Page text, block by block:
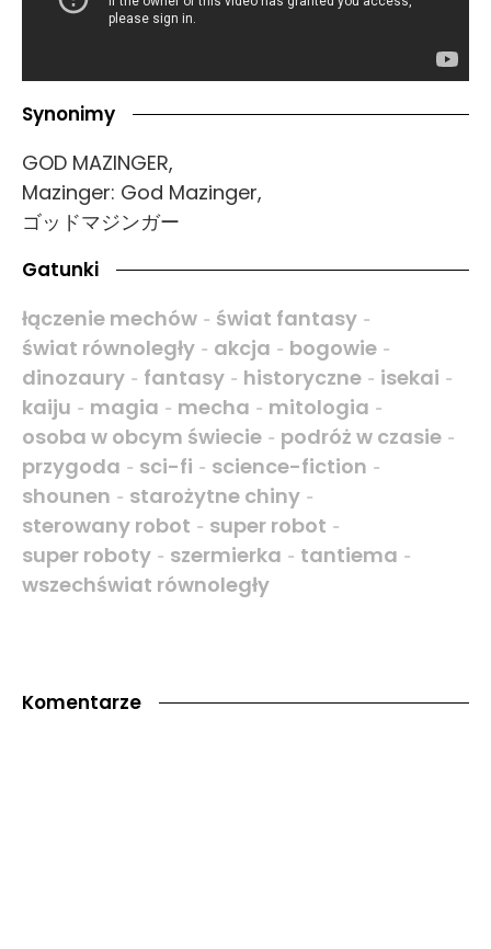
Synonimy
GOD MAZINGER,
Mazinger: God Mazinger,
ゴッドマジンガー
Gatunki
łączenie mechów - świat fantasy -
świat równoległy - akcja - bogowie -
dinozaury - fantasy - historyczne - isekai -
kaiju - magia - mecha - mitologia -
osoba w obcym świecie - podróż w czasie -
przygoda - sci-fi - science-fiction -
shounen - starożytne chiny -
sterowany robot - super robot -
super roboty - szermierka - tantiema -
wszechświat równoległy
Komentarze